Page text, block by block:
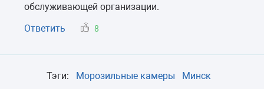
обслуживающей организации.
Ответить
8
Тэги: Морозильные камеры Минск